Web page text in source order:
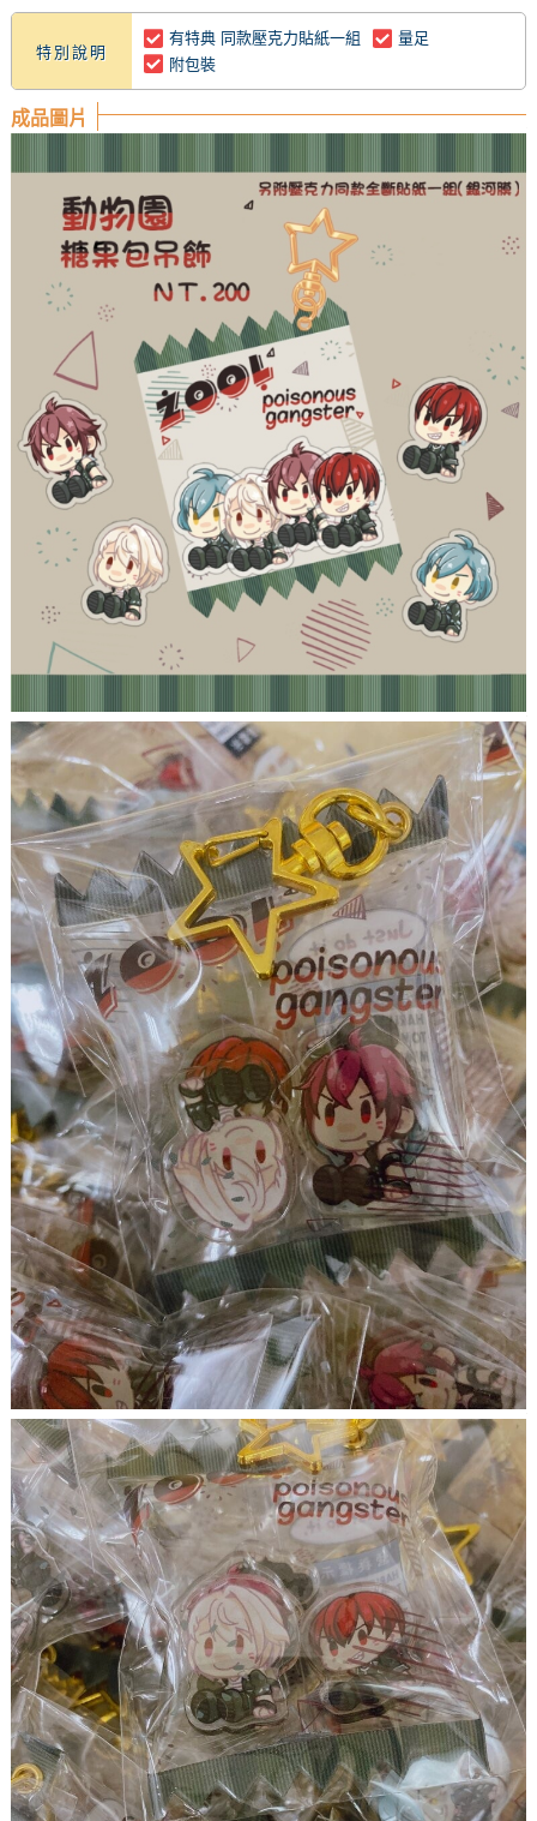
特別說明
有特典 同款壓克力貼紙一組
量足
附包裝
成品圖片